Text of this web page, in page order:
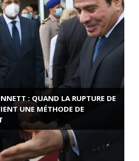
: QUAND LA RUPTURE DE
UNE MÉTHODE DE
DE LA RESISTANCE